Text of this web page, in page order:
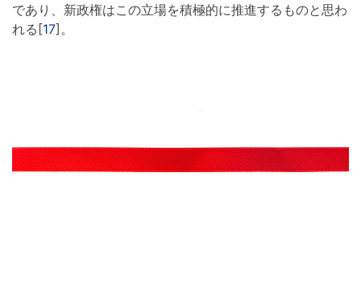
であり、新政権はこの立場を積極的に推進するものと思わ
れる[17]。